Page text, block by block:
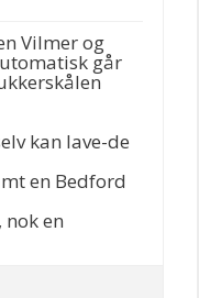
Vilmer og
går
kan lave-de
en Bedford
en